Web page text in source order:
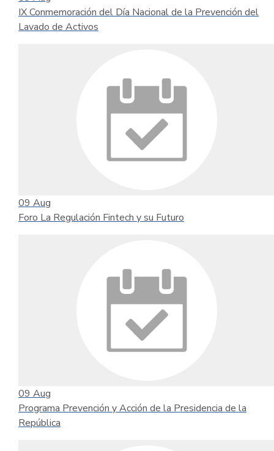
IX Conmemoración del Día Nacional de la Prevención del
Lavado de Activos
09 Aug
Foro La Regulación Fintech y su Futuro
09 Aug
Programa Prevención y Acción de la Presidencia de la
República